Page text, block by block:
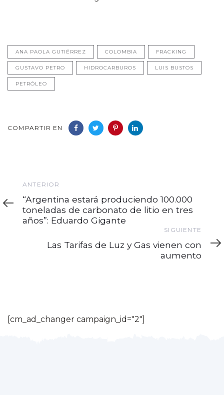
ANA PAOLA GUTIÉRREZ COLOMBIA FRACKING
GUSTAVO PETRO HIDROCARBUROS LUIS BUSTOS
PETRÓLEO
COMPARTIR EN
Anterior
ANTERIOR
“Argentina estará produciendo 100.000
toneladas de carbonato de litio en tres
años”: Eduardo Gigante
SIGUIENTE
Las Tarifas de Luz y Gas vienen con
aumento
[cm_ad_changer campaign_id="2"]